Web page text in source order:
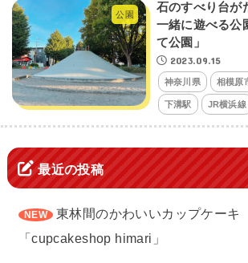
公園
石のすべり台が
一緒に遊べる公
て公園」
2023.09.15
神奈川県 相模原
下溝駅 JR横浜線
最近の投稿
東林間のかわいいカップケーキ
「cupcakeshop himari」